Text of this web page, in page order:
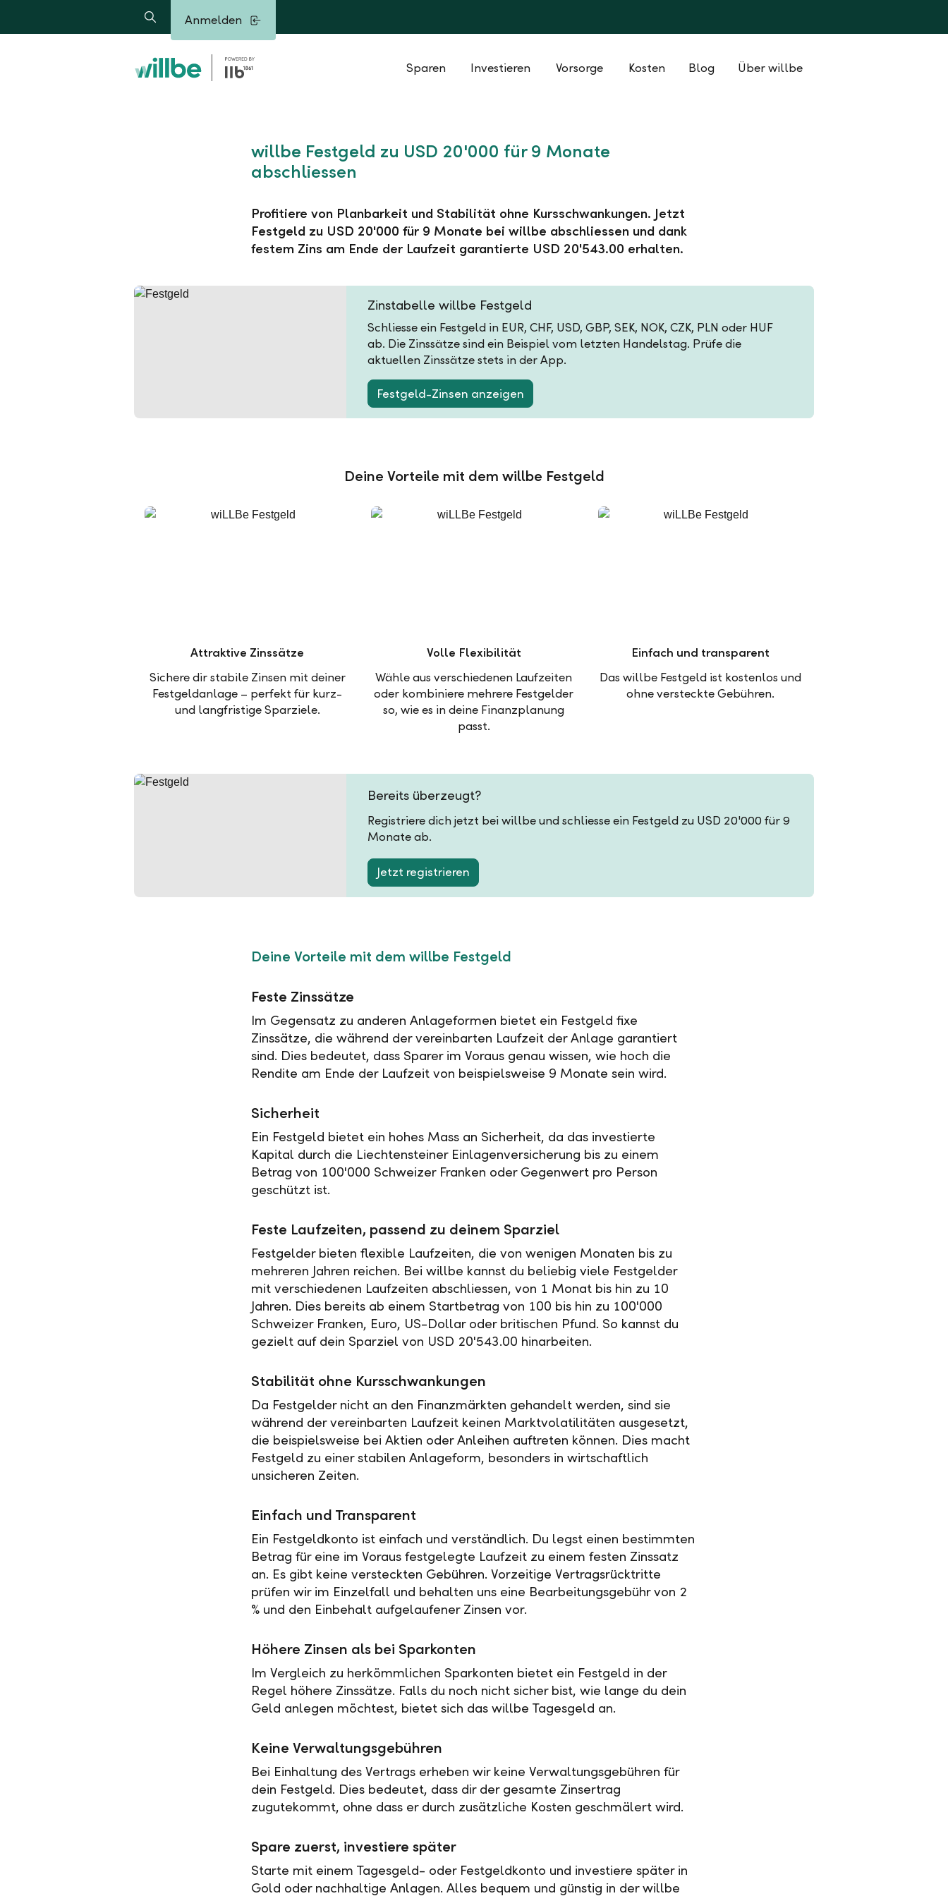
Suche Anmelden
Sparen Investieren Vorsorge Kosten Blog Über willbe
willbe Festgeld zu USD 20'000 für 9 Monate
abschliessen
Profitiere von Planbarkeit und Stabilität ohne Kursschwankungen. Jetzt
Festgeld zu USD 20'000 für 9 Monate bei willbe abschliessen und dank
festem Zins am Ende der Laufzeit garantierte USD 20'543.00 erhalten.
Zinstabelle willbe Festgeld
Schliesse ein Festgeld in EUR, CHF, USD, GBP, SEK, NOK, CZK, PLN oder HUF
ab. Die Zinssätze sind ein Beispiel vom letzten Handelstag. Prüfe die
aktuellen Zinssätze stets in der App.
Festgeld-Zinsen anzeigen
Deine Vorteile mit dem willbe Festgeld
Attraktive Zinssätze
Sichere dir stabile Zinsen mit deiner
Festgeldanlage – perfekt für kurz-
und langfristige Sparziele.
Volle Flexibilität
Wähle aus verschiedenen Laufzeiten
oder kombiniere mehrere Festgelder
so, wie es in deine Finanzplanung
passt.
Einfach und transparent
Das willbe Festgeld ist kostenlos und
ohne versteckte Gebühren.
Bereits überzeugt?
Registriere dich jetzt bei willbe und schliesse ein Festgeld zu USD 20'000 für 9
Monate ab.
Jetzt registrieren
Deine Vorteile mit dem willbe Festgeld
Feste Zinssätze
Im Gegensatz zu anderen Anlageformen bietet ein Festgeld fixe
Zinssätze, die während der vereinbarten Laufzeit der Anlage garantiert
sind. Dies bedeutet, dass Sparer im Voraus genau wissen, wie hoch die
Rendite am Ende der Laufzeit von beispielsweise 9 Monate sein wird.
Sicherheit
Ein Festgeld bietet ein hohes Mass an Sicherheit, da das investierte
Kapital durch die Liechtensteiner Einlagenversicherung bis zu einem
Betrag von 100'000 Schweizer Franken oder Gegenwert pro Person
geschützt ist.
Feste Laufzeiten, passend zu deinem Sparziel
Festgelder bieten flexible Laufzeiten, die von wenigen Monaten bis zu
mehreren Jahren reichen. Bei willbe kannst du beliebig viele Festgelder
mit verschiedenen Laufzeiten abschliessen, von 1 Monat bis hin zu 10
Jahren. Dies bereits ab einem Startbetrag von 100 bis hin zu 100'000
Schweizer Franken, Euro, US-Dollar oder britischen Pfund. So kannst du
gezielt auf dein Sparziel von USD 20'543.00 hinarbeiten.
Stabilität ohne Kursschwankungen
Da Festgelder nicht an den Finanzmärkten gehandelt werden, sind sie
während der vereinbarten Laufzeit keinen Marktvolatilitäten ausgesetzt,
die beispielsweise bei Aktien oder Anleihen auftreten können. Dies macht
Festgeld zu einer stabilen Anlageform, besonders in wirtschaftlich
unsicheren Zeiten.
Einfach und Transparent
Ein Festgeldkonto ist einfach und verständlich. Du legst einen bestimmten
Betrag für eine im Voraus festgelegte Laufzeit zu einem festen Zinssatz
an. Es gibt keine versteckten Gebühren. Vorzeitige Vertragsrücktritte
prüfen wir im Einzelfall und behalten uns eine Bearbeitungsgebühr von 2
% und den Einbehalt aufgelaufener Zinsen vor.
Höhere Zinsen als bei Sparkonten
Im Vergleich zu herkömmlichen Sparkonten bietet ein Festgeld in der
Regel höhere Zinssätze. Falls du noch nicht sicher bist, wie lange du dein
Geld anlegen möchtest, bietet sich das willbe Tagesgeld an.
Keine Verwaltungsgebühren
Bei Einhaltung des Vertrags erheben wir keine Verwaltungsgebühren für
dein Festgeld. Dies bedeutet, dass dir der gesamte Zinsertrag
zugutekommt, ohne dass er durch zusätzliche Kosten geschmälert wird.
Spare zuerst, investiere später
Starte mit einem Tagesgeld- oder Festgeldkonto und investiere später in
Gold oder nachhaltige Anlagen. Alles bequem und günstig in der willbe